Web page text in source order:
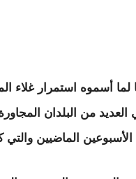
لما أسموه استمرار غلاء
العديد من البلدان
الأسبوعين الماضيين